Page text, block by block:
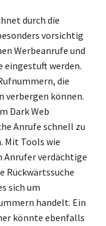
durch die
vorsichtig
Werbeanrufe und
eingestuft werden.
die
können.
Dark Web
Anrufe schnell zu
Mit Tools wie
Anrufer verdächtige
Rückwärtssuche
sich um
handelt. Ein
könnte ebenfalls